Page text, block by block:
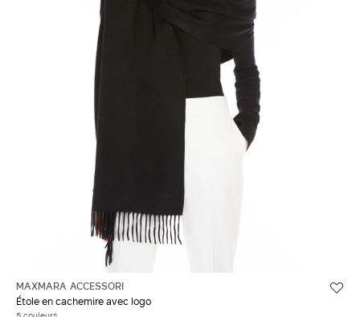
MAXMARA ACCESSORI
Étole en cachemire avec logo